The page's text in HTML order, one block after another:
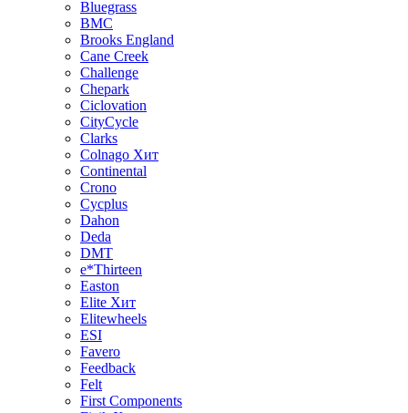
Bluegrass
BMC
Brooks England
Cane Creek
Challenge
Chepark
Ciclovation
CityCycle
Clarks
Colnago Хит
Continental
Crono
Cycplus
Dahon
Deda
DMT
e*Thirteen
Easton
Elite Хит
Elitewheels
ESI
Favero
Feedback
Felt
First Components